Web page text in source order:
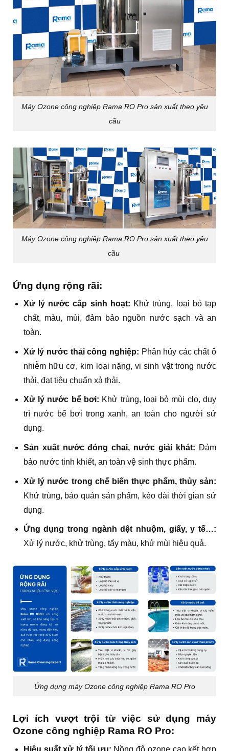
Máy Ozone công nghiệp Rama RO Pro sản xuất theo yêu
cầu
Máy Ozone công nghiệp Rama RO Pro sản xuất theo yêu
cầu
Ứng dụng rộng rãi:
Xử lý nước cấp sinh hoạt: Khử trùng, loại bỏ tạp
chất, màu, mùi, đảm bảo nguồn nước sạch và an
toàn.
Xử lý nước thải công nghiệp: Phân hủy các chất ô
nhiễm hữu cơ, kim loại nặng, vi sinh vật trong nước
thải, đạt tiêu chuẩn xả thải.
Xử lý nước bể bơi: Khử trùng, loại bỏ mùi clo, duy
trì nước bể bơi trong xanh, an toàn cho người sử
dụng.
Sản xuất nước đóng chai, nước giải khát: Đảm
bảo nước tinh khiết, an toàn vệ sinh thực phẩm.
Xử lý nước trong chế biến thực phẩm, thủy sản:
Khử trùng, bảo quản sản phẩm, kéo dài thời gian sử
dụng.
Ứng dụng trong ngành dệt nhuộm, giấy, y tế…:
Xử lý nước, khử trùng, tẩy màu, khử mùi hiệu quả.
Ứng dụng máy Ozone công nghiệp Rama RO Pro
Lợi ích vượt trội từ việc sử dụng máy
Ozone công nghiệp Rama RO Pro:
Hiệu suất xử lý tối ưu: Nồng độ ozone cao kết hợp